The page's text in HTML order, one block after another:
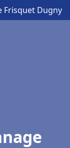
Frisquet Dugny